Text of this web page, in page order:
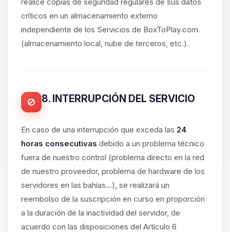
críticos en un almacenamiento externo
independiente de los Servicios de BoxToPlay.com
(almacenamiento local, nube de terceros, etc.).
8. INTERRUPCIÓN DEL SERVICIO
En caso de una interrupción que exceda las 24
horas consecutivas debido a un problema técnico
fuera de nuestro control (problema directo en la red
de nuestro proveedor, problema de hardware de los
servidores en las bahías...), se realizará un
reembolso de la suscripción en curso en proporción
a la duración de la inactividad del servidor, de
acuerdo con las disposiciones del Artículo 6